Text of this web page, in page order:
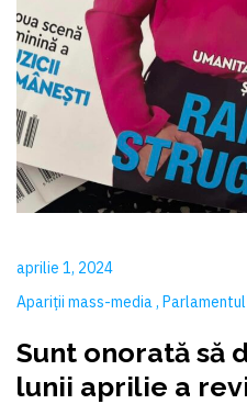
aprilie 1, 2024
Apariții mass-media
Sunt onorată să
lunii aprilie a